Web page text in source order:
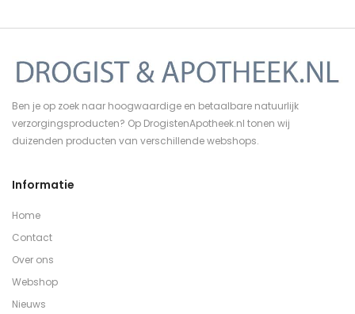
Ben je op zoek naar hoogwaardige en betaalbare natuurlijk
verzorgingsproducten? Op DrogistenApotheek.nl tonen wij
duizenden producten van verschillende webshops.
Informatie
Home
Contact
Over ons
Webshop
Nieuws